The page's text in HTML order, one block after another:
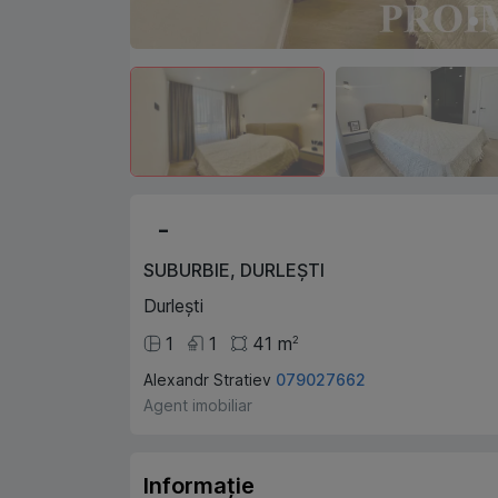
-
SUBURBIE, DURLEȘTI
Durlești
1
1 41 m2
Alexandr Stratiev 079027662
Agent imobiliar
Informație